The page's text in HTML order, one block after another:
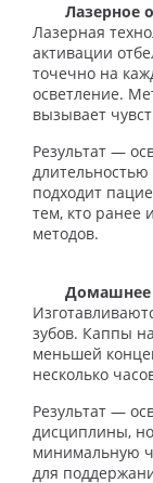
Лазерное
Лазерная
активации
точечно на
осветление.
вызывает
Результат —
подходит
тем, кто ранее
методов.
Домашнее
зубов. Каппы
меньшей
несколько
Результат —
дисциплины,
минимальную
для